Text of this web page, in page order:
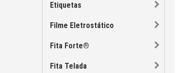
Etiquetas
Filme Eletrostático
Fita Forte®
Fita Telada